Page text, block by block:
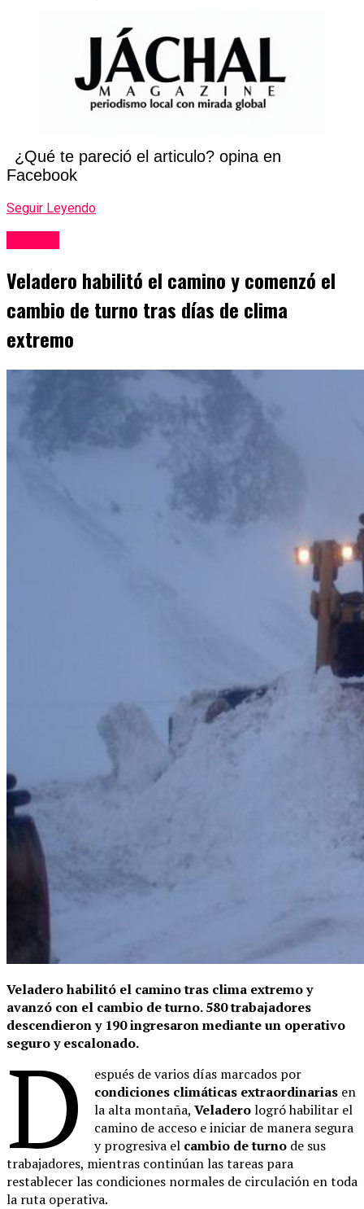
¿Qué te pareció el articulo? opina en
Facebook
Seguir Leyendo
Veladero habilitó el camino y comenzó el
cambio de turno tras días de clima
extremo
Veladero habilitó el camino tras clima extremo y
avanzó con el cambio de turno. 580 trabajadores
descendieron y 190 ingresaron mediante un operativo
seguro y escalonado.
D
espués de varios días marcados por
condiciones climáticas extraordinarias en
la alta montaña,Veladerologró habilitar el
camino de acceso e iniciar de manera segura
y progresiva el cambio de turno de sus
trabajadores, mientras continúan las tareas para
restablecer las condiciones normales de circulación en toda
la ruta operativa.